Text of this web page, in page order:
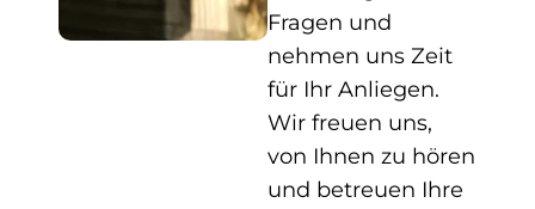
Fragen und
nehmen uns Zeit
für Ihr Anliegen.
Wir freuen uns,
von Ihnen zu hören
und betreuen Ihre